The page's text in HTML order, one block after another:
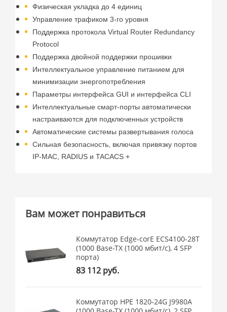
Физическая укладка до 4 единиц
Управление трафиком 3-го уровня
Поддержка протокола Virtual Router Redundancy
Protocol
Поддержка двойной поддержки прошивки
Интеллектуальное управление питанием для
минимизации энергопотребления
Параметры интерфейса GUI и интерфейса CLI
Интеллектуальные смарт-порты автоматически
настраиваются для подключенных устройств
Автоматические системы развертывания голоса
Сильная безопасность, включая привязку портов
IP-MAC, RADIUS и TACACS +
Вам может понравиться
Коммутатор Edge-corE ECS4100-28T
(1000 Base-TX (1000 мбит/с), 4 SFP
порта)
83 112 руб.
Коммутатор HPE 1820-24G J9980A